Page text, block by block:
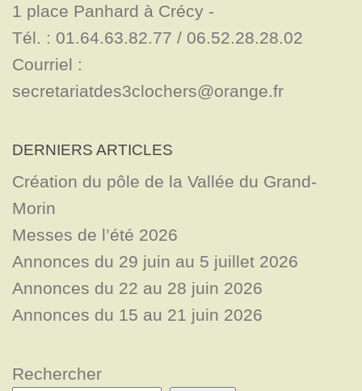
1 place Panhard à Crécy -
Tél. : 01.64.63.82.77 / 06.52.28.28.02
Courriel :
secretariatdes3clochers@orange.fr
DERNIERS ARTICLES
Création du pôle de la Vallée du Grand-
Morin
Messes de l’été 2026
Annonces du 29 juin au 5 juillet 2026
Annonces du 22 au 28 juin 2026
Annonces du 15 au 21 juin 2026
Rechercher